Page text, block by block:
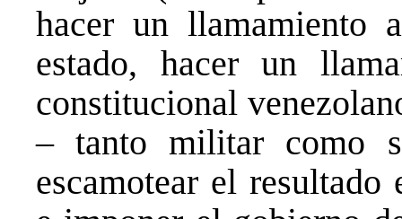
hacer un llamamiento
estado, hacer un
constitucional
– tanto militar como
escamotear el